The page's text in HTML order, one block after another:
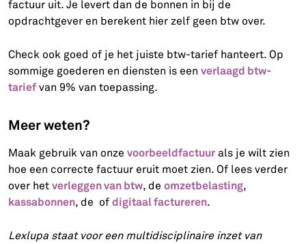
factuur uit. Je levert dan de bonnen in bij de
opdrachtgever en berekent hier zelf geen btw over.
Check ook goed of je het juiste btw-tarief hanteert. Op
sommige goederen en diensten is eenverlaagd btw-
tarief van 9% van toepassing.
Meer weten?
Maak gebruik van onzevoorbeeldfactuur als je wilt zien
hoe een correcte factuur eruit moet zien. Of lees verder
over hetverleggen van btw, deomzetbelasting,
kassabonnen, de ofdigitaal factureren.
Lexlupa staat voor een multidisciplinaire inzet van